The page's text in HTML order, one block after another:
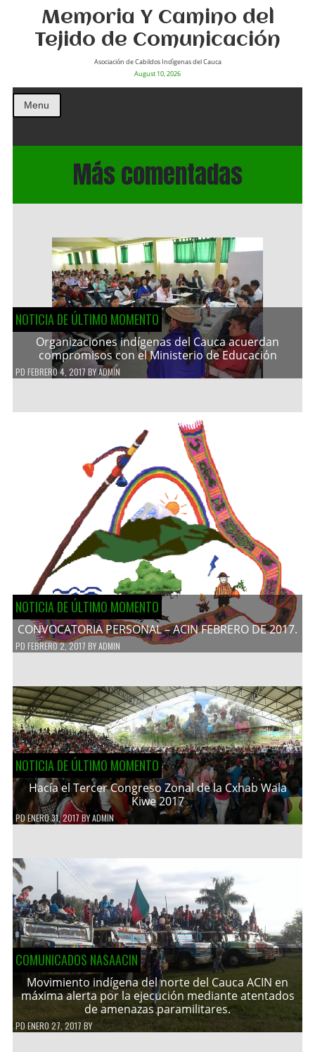
Memoria Y Camino del
Tejido de Comunicación
Asociación de Cabildos Indìgenas del Cauca
August 10, 2026
Menu
Más comentadas
NOTICIA DE ÚLTIMO MOMENTO
Organizaciones indígenas del Cauca acuerdan
compromisos con el Ministerio de Educación
PD FEBRERO 4, 2017 BYADMIN
NOTICIA DE ÚLTIMO MOMENTO
CONVOCATORIA PERSONAL – ACIN FEBRERO DE 2017.
PD FEBRERO 2, 2017 BYADMIN
NOTICIA DE ÚLTIMO MOMENTO
Hacía el Tercer Congreso Zonal de la Cxhab Wala
Kiwe 2017
PDENERO 31, 2017 BYADMIN
COMUNICADOS NASAACIN
Movimiento indígena del norte del Cauca ACIN en
máxima alerta por la ejecución mediante atentados
de amenazas paramilitares.
PDENERO 27, 2017 BY